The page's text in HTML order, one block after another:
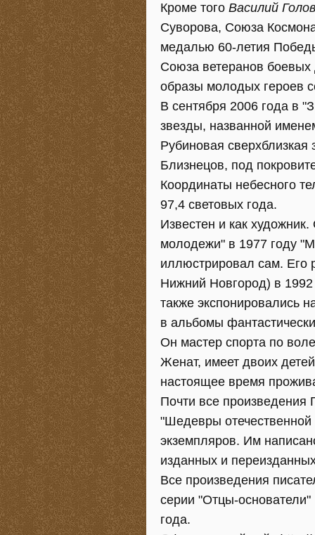
Кроме того Василий
Суворова, Союза
медалью 60-летия
Союза ветеранов боевых
образы молодых героев
В сентября 2006 года в
звезды, названной
Рубиновая сверхблизкая
Близнецов, под
Координаты небесного
97,4 световых года.
Известен и как
молодежи" в 1977 году
иллюстрировал сам. Его
Нижний Новгород) в
также экспонировались
в альбомы
Он мастер спорта по
Женат, имеет двоих
настоящее время
Почти все
"Шедевры отечественной
экземпляров. Им
изданных и
Все произведения
серии "Отцы-основатели"
года.